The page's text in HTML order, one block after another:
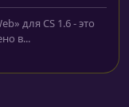
для CS 1.6 - это
в...